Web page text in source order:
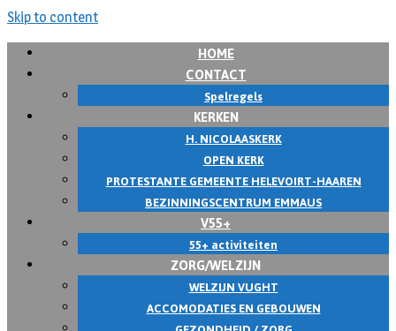
Skip to content
HOME
CONTACT
Spelregels
KERKEN
H. NICOLAASKERK
OPEN KERK
PROTESTANTE GEMEENTE HELEVOIRT-HAAREN
BEZINNINGSCENTRUM EMMAUS
V55+
55+ activiteiten
ZORG/WELZIJN
WELZIJN VUGHT
ACCOMODATIES EN GEBOUWEN